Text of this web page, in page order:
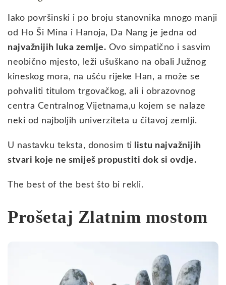
Iako površinski i po broju stanovnika mnogo manji
od Ho Ši Mina i Hanoja, Da Nang je jedna od
najvažnijih luka zemlje. Ovo simpatično i sasvim
neobično mjesto, leži ušuškano na obali Južnog
kineskog mora, na ušću rijeke Han, a može se
pohvaliti titulom trgovačkog, ali i obrazovnog
centra Centralnog Vijetnama,u kojem se nalaze
neki od najboljih univerziteta u čitavoj zemlji.
U nastavku teksta, donosim ti listu najvažnijih
stvari koje ne smiješ propustiti dok si ovdje.
The best of the best što bi rekli.
Prošetaj Zlatnim mostom